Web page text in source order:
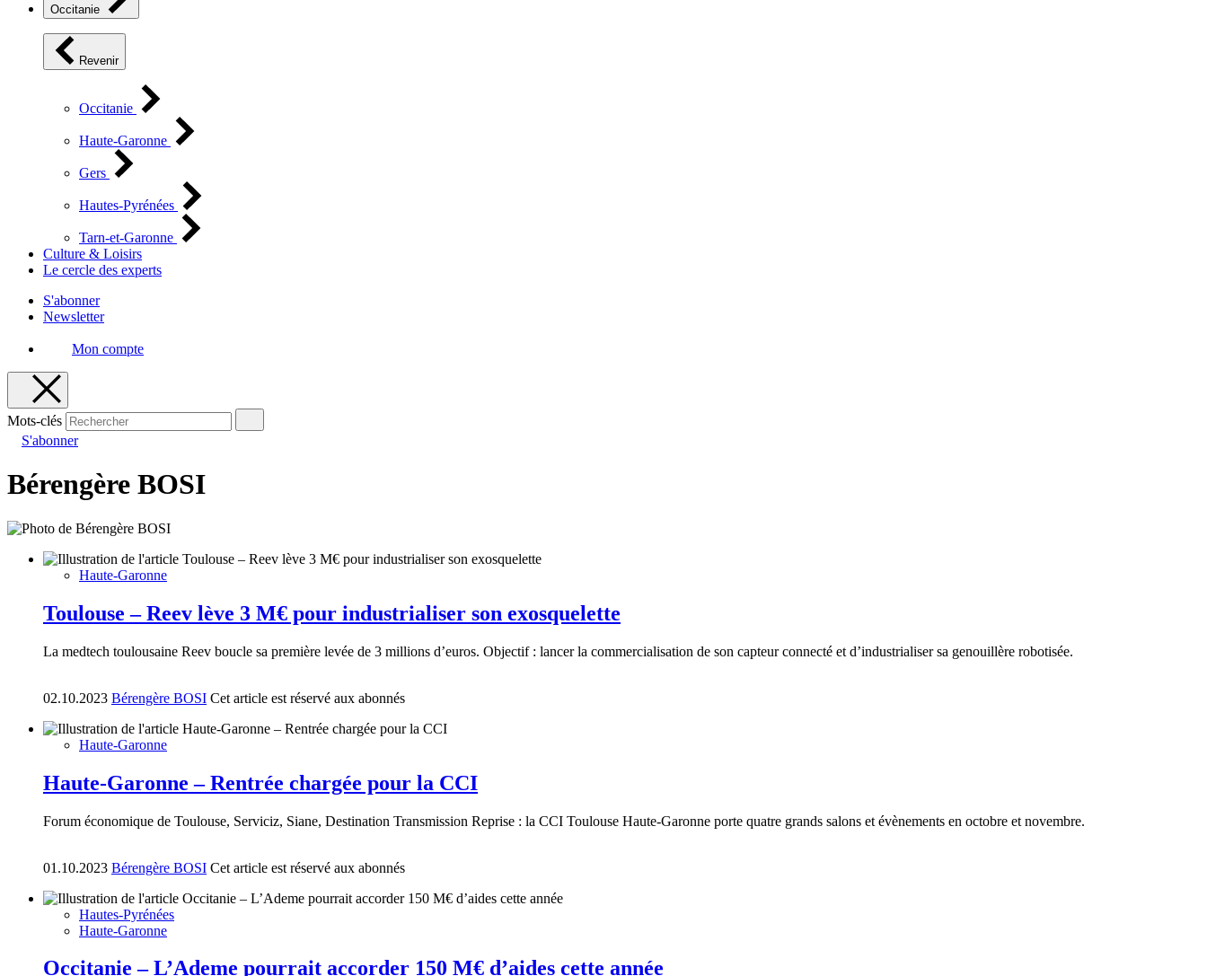
Occitanie
Revenir
Occitanie
Haute-Garonne
Gers
Hautes-Pyrénées
Tarn-et-Garonne
Culture & Loisirs
Le cercle des experts
S'abonner
Newsletter
Mon compte
Mots-clés
S'abonner
Bérengère BOSI
Haute-Garonne
Toulouse – Reev lève 3 M€ pour industrialiser son exosquelette
La medtech toulousaine Reev boucle sa première levée de 3 millions d’euros. Objectif : lancer la commercialisation de son capteur connecté et d’industrialiser sa genouillère robotisée.
02.10.2023 Bérengère BOSI Cet article est réservé aux abonnés
Haute-Garonne
Haute-Garonne – Rentrée chargée pour la CCI
Forum économique de Toulouse, Serviciz, Siane, Destination Transmission Reprise : la CCI Toulouse Haute-Garonne porte quatre grands salons et évènements en octobre et novembre.
01.10.2023 Bérengère BOSI Cet article est réservé aux abonnés
Hautes-Pyrénées
Haute-Garonne
Occitanie – L’Ademe pourrait accorder 150 M€ d’aides cette année